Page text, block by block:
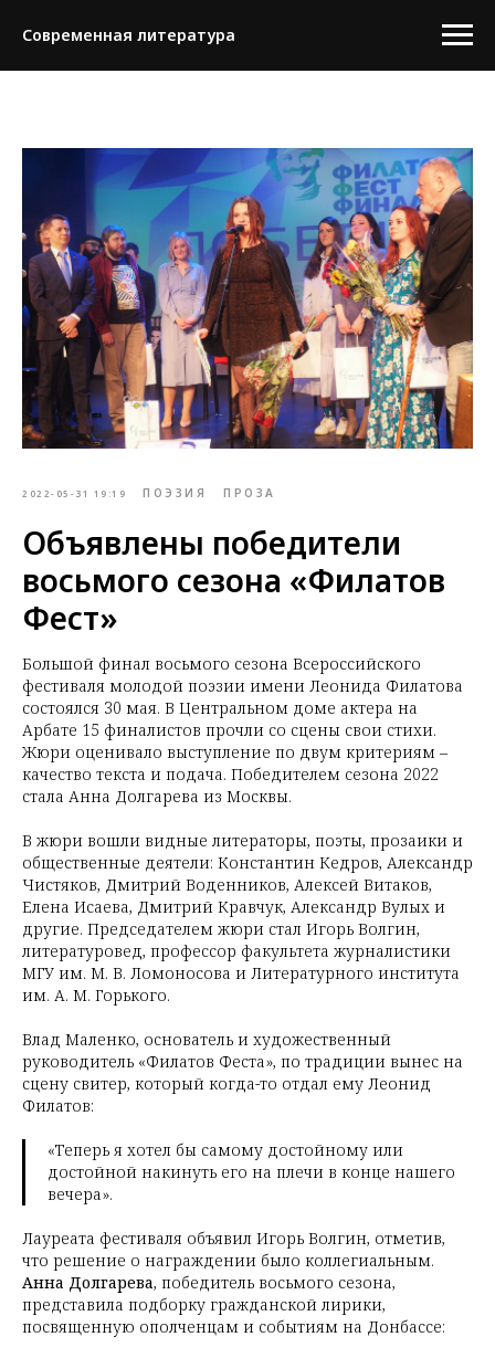
Современная литература
2022-05-31 19:19 ПОЭЗИЯ ПРОЗА
Объявлены победители
восьмого сезона «Филатов
Фест»
Большой финал восьмого сезона Всероссийского
фестиваля молодой поэзии имени Леонида Филатова
состоялся 30 мая. В Центральном доме актера на
Арбате 15 финалистов прочли со сцены свои стихи.
Жюри оценивало выступление по двум критериям –
качество текста и подача. Победителем сезона 2022
стала Анна Долгарева из Москвы.
В жюри вошли видные литераторы, поэты, прозаики и
общественные деятели: Константин Кедров, Александр
Чистяков, Дмитрий Воденников, Алексей Витаков,
Елена Исаева, Дмитрий Кравчук, Александр Вулых и
другие. Председателем жюри стал Игорь Волгин,
литературовед, профессор факультета журналистики
МГУ им. М. В. Ломоносова и Литературного института
им. А. М. Горького.
Влад Маленко, основатель и художественный
руководитель «Филатов Феста», по традиции вынес на
сцену свитер, который когда-то отдал ему Леонид
Филатов:
«Теперь я хотел бы самому достойному или
достойной накинуть его на плечи в конце нашего
вечера».
Лауреата фестиваля объявил Игорь Волгин, отметив,
что решение о награждении было коллегиальным.
Анна Долгарева, победитель восьмого сезона,
представила подборку гражданской лирики,
посвященную ополченцам и событиям на Донбассе: